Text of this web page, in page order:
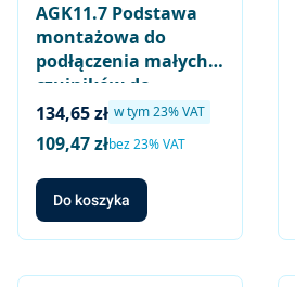
AGK11.7 Podstawa
montażowa do
podłączenia małych
czujników do
układów nadzoru
płomienia LFS1..
Cena brutto
134,65 zł w tym %s VAT
w tym23%VAT
Cena netto
109,47 złbez 23% VAT
Do koszyka